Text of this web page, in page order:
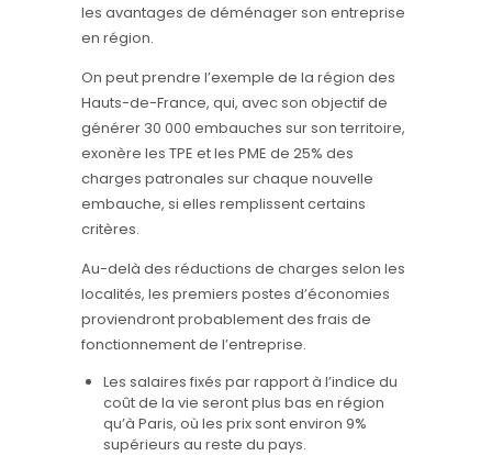
les avantages de déménager son entreprise
en région.
On peut prendre l’exemple de la région des
Hauts-de-France, qui, avec son objectif de
générer 30 000 embauches sur son territoire,
exonère les TPE et les PME de 25% des
charges patronales sur chaque nouvelle
embauche, si elles remplissent certains
critères.
Au-delà des réductions de charges selon les
localités, les premiers postes d’économies
proviendront probablement des frais de
fonctionnement de l’entreprise.
Les salaires fixés par rapport à l’indice du
coût de la vie seront plus bas en région
qu’à Paris, où les prix sont environ 9%
supérieurs au reste du pays.